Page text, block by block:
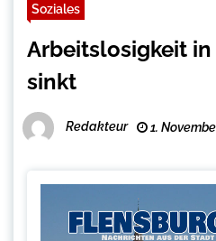
Soziales
Arbeitslosigkeit
sinkt
Redakteur 1.